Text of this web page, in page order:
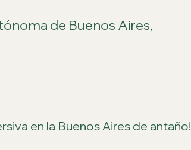
de Buenos Aires,
en la Buenos Aires de antaño!